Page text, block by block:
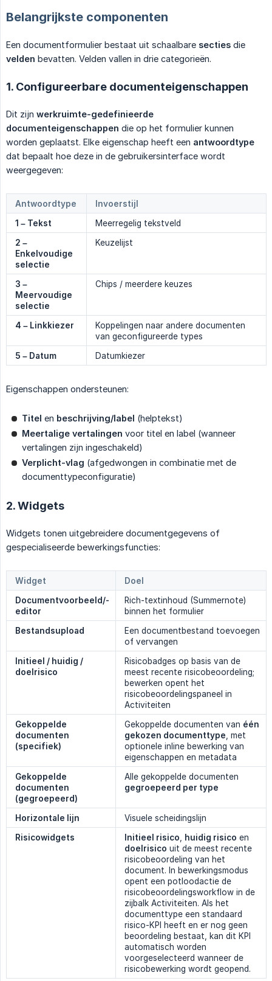
Belangrijkste componenten
Een documentformulier bestaat uit schaalbare secties die
velden bevatten. Velden vallen in drie categorieën.
1. Configureerbare documenteigenschappen
Dit zijn werkruimte-gedefinieerde
documenteigenschappen die op het formulier kunnen
worden geplaatst. Elke eigenschap heeft een antwoordtype
dat bepaalt hoe deze in de gebruikersinterface wordt
weergegeven:
Antwoordtype
Invoerstijl
1 – Tekst
Meerregelig tekstveld
2 –
Enkelvoudige
selectie
Keuzelijst
3 –
Meervoudige
selectie
Chips / meerdere keuzes
4 – Linkkiezer
Koppelingen naar andere documenten
van geconfigureerde types
5 – Datum
Datumkiezer
Eigenschappen ondersteunen:
Titel en beschrijving/label (helptekst)
Meertalige vertalingen voor titel en label (wanneer
vertalingen zijn ingeschakeld)
Verplicht-vlag (afgedwongen in combinatie met de
documenttypeconfiguratie)
2. Widgets
Widgets tonen uitgebreidere documentgegevens of
gespecialiseerde bewerkingsfuncties:
Widget
Doel
Documentvoorbeeld/-
editor
Rich-textinhoud (Summernote)
binnen het formulier
Bestandsupload
Een documentbestand toevoegen
of vervangen
Initieel / huidig /
doelrisico
Risicobadges op basis van de
meest recente risicobeoordeling;
bewerken opent het
risicobeoordelingspaneel in
Activiteiten
Gekoppelde
documenten
(specifiek)
Gekoppelde documenten van één
gekozen documenttype , met
optionele inline bewerking van
eigenschappen en metadata
Gekoppelde
documenten
(gegroepeerd)
Alle gekoppelde documenten
gegroepeerd per type
Horizontale lijn
Visuele scheidingslijn
Risicowidgets
Initieel risico huidig risico en
doelrisico uit de meest recente
risicobeoordeling van het
document. In bewerkingsmodus
opent een potloodactie de
risicobeoordelingsworkflow in de
zijbalk Activiteiten. Als het
documenttype een standaard
risico-KPI heeft en er nog geen
beoordeling bestaat, kan dit KPI
automatisch worden
voorgeselecteerd wanneer de
risicobewerking wordt geopend.